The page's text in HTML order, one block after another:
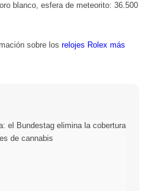
blanco, esfera de meteorito: 36.500
sobre los relojes Rolex más